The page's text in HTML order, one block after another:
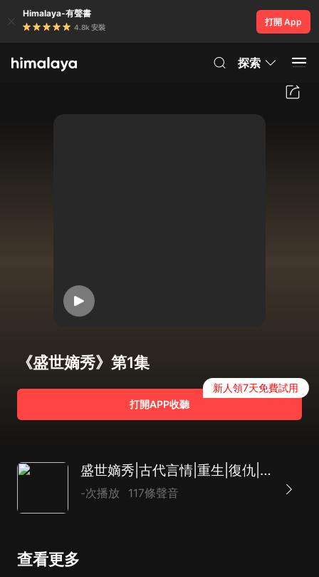
Himalaya-有聲書
4.8k 安裝
打開 App
探索
《盛世嫡秀》第1集
打開APP收聽
新人領7天免費試用
盛世嫡秀|古代言情|重生|復仇|爽文|AI多播
-次播放 117條聲音
查看更多